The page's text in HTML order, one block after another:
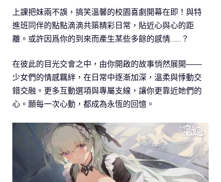
上課把妹兩不誤，搞笑溫馨的校園喜劇開幕在即！與特
進班同伴的點點滴滴共築精彩日常，貼近心與心的距
離。或許因爲你的到來而產生某些多餘的感情……？
在彼此的目光交會之中，由你開啟的故事悄然展開——
少女們的情感羈絆，在日常中逐漸加深，溫柔與悸動交
錯交融。更多互動選項與專屬支線，讓你更靠近她們的
心。願每一次心動，都成為永恆的回憶。